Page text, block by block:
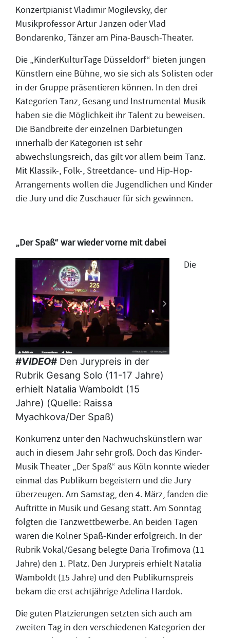
Konzertpianist Vladimir Mogilevsky, der
Musikprofessor Artur Janzen oder Vlad
Bondarenko, Tänzer am Pina-Bausch-Theater.
Die „KinderKulturTage Düsseldorf“ bieten jungen
Künstlern eine Bühne, wo sie sich als Solisten oder
in der Gruppe präsentieren können. In den drei
Kategorien Tanz, Gesang und Instrumental Musik
haben sie die Möglichkeit ihr Talent zu beweisen.
Die Bandbreite der einzelnen Darbietungen
innerhalb der Kategorien ist sehr
abwechslungsreich, das gilt vor allem beim Tanz.
Mit Klassik-, Folk-, Streetdance- und Hip-Hop-
Arrangements wollen die Jugendlichen und Kinder
die Jury und die Zuschauer für sich gewinnen.
„Der Spaß“ war wieder vorne mit dabei
#VIDEO# Den Jurypreis in der
Rubrik Gesang Solo (11-17 Jahre)
erhielt Natalia Wamboldt (15
Jahre) (Quelle: Raissa
Myachkova/Der Spaß)
Die
Konkurrenz unter den Nachwuchskünstlern war
auch in diesem Jahr sehr groß. Doch das Kinder-
Musik Theater „Der Spaß“ aus Köln konnte wieder
einmal das Publikum begeistern und die Jury
überzeugen. Am Samstag, den 4. März, fanden die
Auftritte in Musik und Gesang statt. Am Sonntag
folgten die Tanzwettbewerbe. An beiden Tagen
waren die Kölner Spaß-Kinder erfolgreich. In der
Rubrik Vokal/Gesang belegte Daria Trofimova (11
Jahre) den 1. Platz. Den Jurypreis erhielt Natalia
Wamboldt (15 Jahre) und den Publikumspreis
bekam die erst achtjährige Adelina Hardok.
Die guten Platzierungen setzten sich auch am
zweiten Tag in den verschiedenen Kategorien der